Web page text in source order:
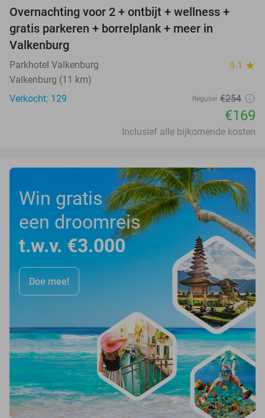
33%
Overnachting voor 2 + ontbijt + wellness +
gratis parkeren + borrelplank + meer in
Valkenburg
Parkhotel Valkenburg 9.1 star
Valkenburg (11 km)
Verkocht: 129
Regulier €254
€169
Inclusief alle bijkomende kosten
Win gratis
een droomreis
t.w.v. €3.000
Doe mee!